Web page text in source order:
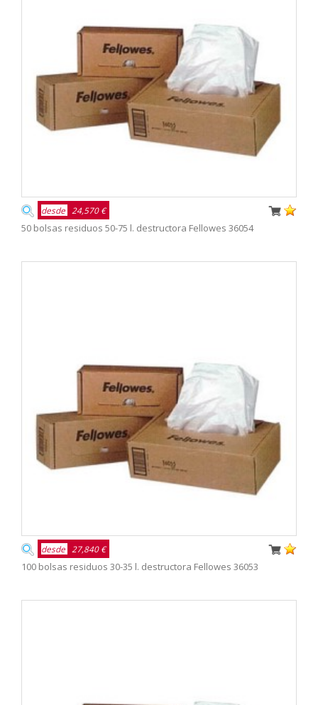
desde 24,570 €
50 bolsas residuos 50-75 l. destructora Fellowes 36054
desde 27,840 €
100 bolsas residuos 30-35 l. destructora Fellowes 36053